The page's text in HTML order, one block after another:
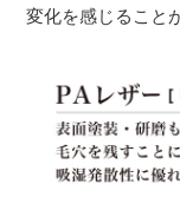
変化を感じること